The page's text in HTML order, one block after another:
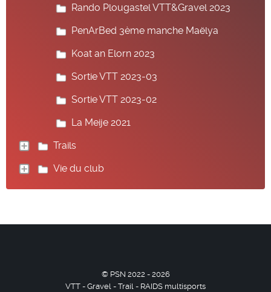
Rando Plougastel VTT&Gravel 2023
PenArBed 3ème manche Maëlya
Koat an Elorn 2023
Sortie VTT 2023-03
Sortie VTT 2023-02
La Meije 2021
Trails
Vie du club
© PSN 2022 - 2026
VTT - Gravel - Trail - RAIDS multisports